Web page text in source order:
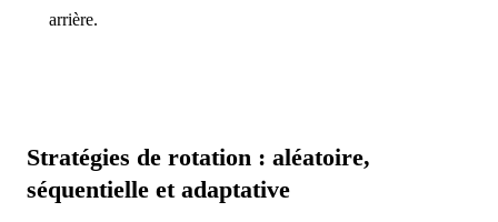
arrière.
Stratégies de rotation : aléatoire,
séquentielle et adaptative